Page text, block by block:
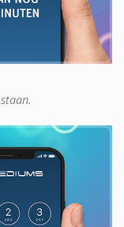
staan.